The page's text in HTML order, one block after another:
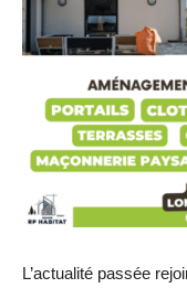
L’actualité passée